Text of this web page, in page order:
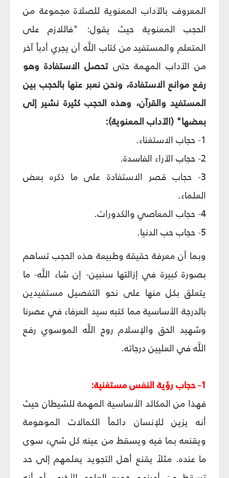
المعروف بالآداب المعنوية للصلاة مجموعة من
الحجب المعنوية حيث يقول: "فاللازم على
المتعلم والمستفيد من كتاب اللَّه أن يجري أدباً آخر
من الآداب المهمة حتىتحصل الاستفادة وهو
رفع موانع الاستفادة، ونحن نعبر عنها بالحجب بين
المستفيد والقرآن، وهذه الحجب كثيرة نشير إلى
بعضها" (الآداب المعنوية):
1- حجاب الاستغناء.
2- حجاب الآراء الفاسدة.
3- حجاب قصر الاستفادة على ما ذكره بعض
العلماء.
4- حجاب المعاصي والكدورات.
5- حجاب حب الدنيا.
وبما أن معرفة حقيقة وطبيعة هذه الحجب تساهم
بصورة كبيرة في إزالتها سنبين- إن شاء اللَّه- ما
يتعلق بكل منها على نحو التفصيل مستفيدين
بالدرجة الأساسية مما كتبه سيد العرفاء في عصرنا
وشهيد الحق والإسلام روح اللَّه الموسوي رفع
اللَّه في العليين درجاته.
1- حجاب رؤية النفس مستغنية:
فهذا من المكائد الأساسية المهمة للشيطان حيث
أنه يزين للإنسان دائماً الكمالات الموهومة
ويقنعه بما فيه ويسقط من عينه كل شيء سوى
ما عنده. مثلاً يقنع أهل التجويد يعلمهم إلى حد